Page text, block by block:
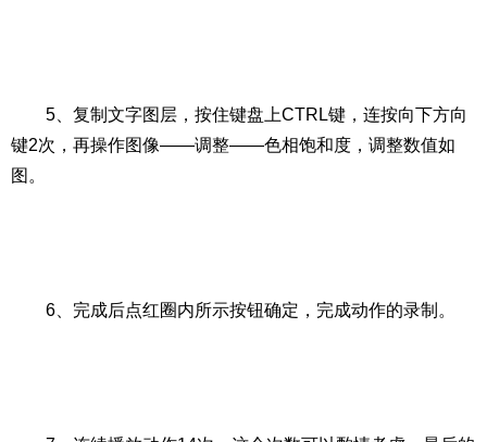
5、复制文字图层，按住键盘上CTRL键，连按向下方向
键2次，再操作图像——调整——色相饱和度，调整数值如
图。
6、完成后点红圈内所示按钮确定，完成动作的录制。